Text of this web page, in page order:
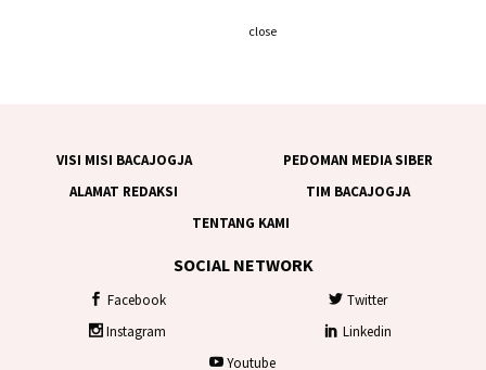
VISI MISI BACAJOGJA
PEDOMAN MEDIA SIBER
ALAMAT REDAKSI
TIM BACAJOGJA
TENTANG KAMI
SOCIAL NETWORK
Facebook
Twitter
Instagram
Linkedin
Youtube
close